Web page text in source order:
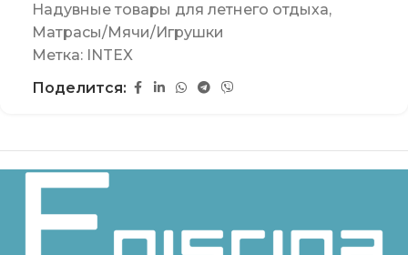
Надувные товары для летнего отдыха,
Матрасы/Мячи/Игрушки
Метка:
INTEX
Поделится: